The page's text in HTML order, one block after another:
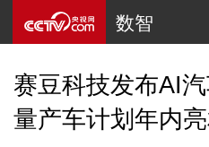
数智
赛豆科技发布AI
量产车计划年内